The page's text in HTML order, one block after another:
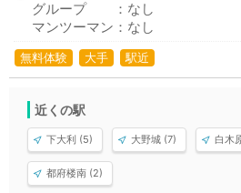
グループ ：なし
マンツーマン：なし
無料体験 大手 駅近
近くの駅
下大利 (5) 大野城 (7) 白木
都府楼南 (2)